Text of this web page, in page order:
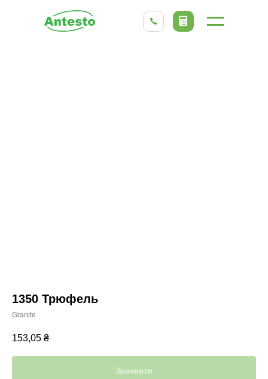
1350 Трюфель
Granite
153,05 ₴
Замовити